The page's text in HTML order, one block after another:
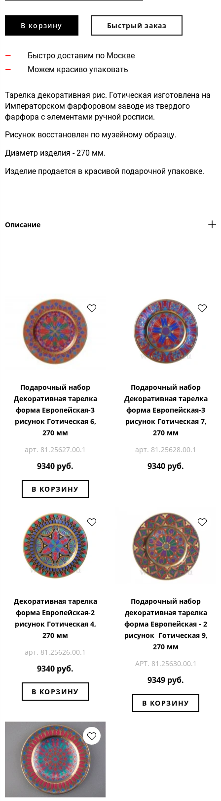
В корзину Быстрый заказ
Быстро доставим по Москве
Можем красиво упаковать
Тарелка декоративная рис. Готическая изготовлена на
Императорском фарфоровом заводе из твердого
фарфора с элементами ручной росписи.
Рисунок восстановлен по музейному образцу.
Диаметр изделия - 270 мм.
Изделие продается в красивой подарочной упаковке.
Описание
Подарочный набор
Декоративная тарелка
форма Европейская-3
рисунок Готическая 6,
270 мм
арт. 81.25627.00.1
9340 руб.
В КОРЗИНУ
Подарочный набор
Декоративная тарелка
форма Европейская-3
рисунок Готическая 7,
270 мм
арт. 81.25628.00.1
9340 руб.
Декоративная тарелка
форма Европейская-2
рисунок Готическая 4,
270 мм
арт. 81.25626.00.1
9340 руб.
В КОРЗИНУ
Подарочный набор
декоративная тарелка
форма Европейская - 2
рисунок Готическая 9,
270 мм
АРТ. 81.25630.00.1
9349 руб.
В КОРЗИНУ